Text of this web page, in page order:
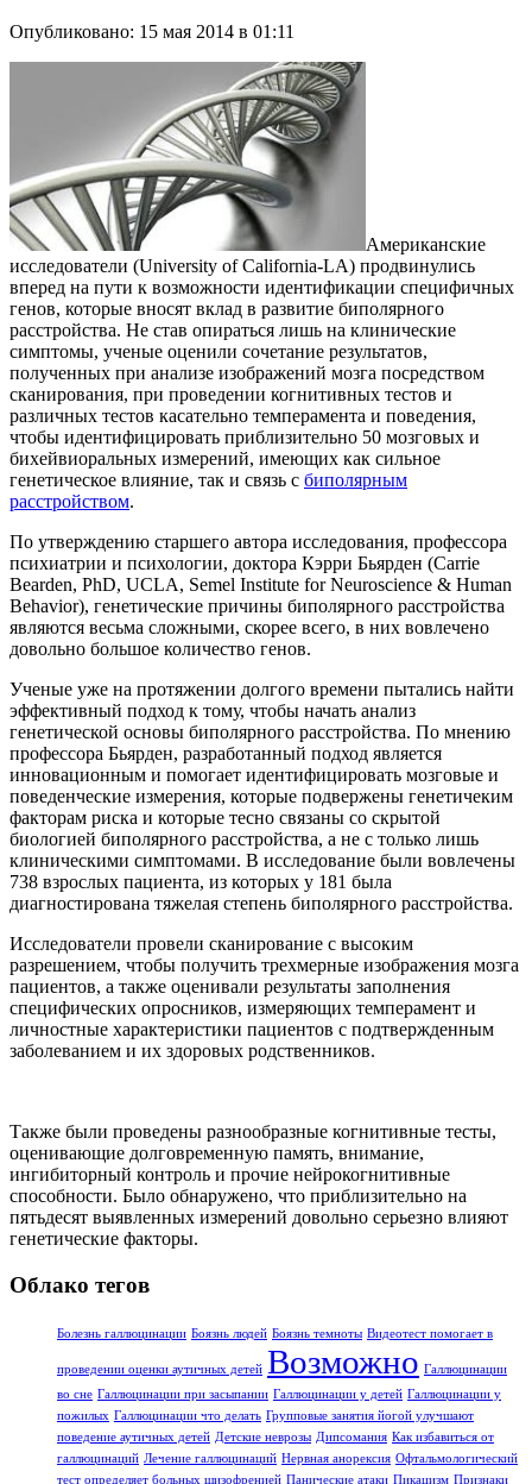
Опубликовано: 15 мая 2014 в 01:11
Американские
исследователи (University of California-LA) продвинулись
вперед на пути к возможности идентификации специфичных
генов, которые вносят вклад в развитие биполярного
расстройства. Не став опираться лишь на клинические
симптомы, ученые оценили сочетание результатов,
полученных при анализе изображений мозга посредством
сканирования, при проведении когнитивных тестов и
различных тестов касательно темперамента и поведения,
чтобы идентифицировать приблизительно 50 мозговых и
бихейвиоральных измерений, имеющих как сильное
генетическое влияние, так и связь с биполярным
расстройством.
По утверждению старшего автора исследования, профессора
психиатрии и психологии, доктора Кэрри Бьярден (Carrie
Bearden, PhD, UCLA, Semel Institute for Neuroscience & Human
Behavior), генетические причины биполярного расстройства
являются весьма сложными, скорее всего, в них вовлечено
довольно большое количество генов.
Ученые уже на протяжении долгого времени пытались найти
эффективный подход к тому, чтобы начать анализ
генетической основы биполярного расстройства. По мнению
профессора Бьярден, разработанный подход является
инновационным и помогает идентифицировать мозговые и
поведенческие измерения, которые подвержены генетичеким
факторам риска и которые тесно связаны со скрытой
биологией биполярного расстройства, а не с только лишь
клиническими симптомами. В исследование были вовлечены
738 взрослых пациента, из которых у 181 была
диагностирована тяжелая степень биполярного расстройства.
Исследователи провели сканирование с высоким
разрешением, чтобы получить трехмерные изображения мозга
пациентов, а также оценивали результаты заполнения
специфических опросников, измеряющих темперамент и
личностные характеристики пациентов с подтвержденным
заболеванием и их здоровых родственников.
Также были проведены разнообразные когнитивные тесты,
оценивающие долговременную память, внимание,
ингибиторный контроль и прочие нейрокогнитивные
способности. Было обнаружено, что приблизительно на
пятьдесят выявленных измерений довольно серьезно влияют
генетические факторы.
Облако тегов
Болезнь галлюцинации Боязнь людей Боязнь темноты Видеотест помогает в
проведении оценки аутичных детей Возможно Галлюцинации
во сне Галлюцинации при засыпании Галлюцинации у детей Галлюцинации у
пожилых Галлюцинации что делать Групповые занятия йогой улучшают
поведение аутичных детей Детские неврозы Дипсомания Как избавиться от
галлюцинаций Лечение галлюцинаций Нервная анорексия Офтальмологический
тест определяет больных шизофренией Панические атаки Пикацизм Признаки